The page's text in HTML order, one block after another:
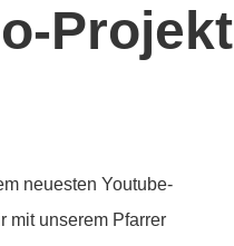
Projekt
neuesten Youtube-
mit unserem Pfarrer